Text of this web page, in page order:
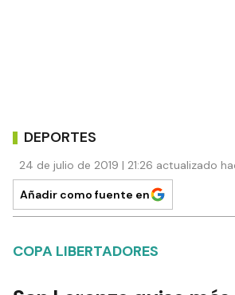
DEPORTES
24 de julio de 2019 | 21:26 actualizado
Añadir como fuente en
COPA LIBERTADORES